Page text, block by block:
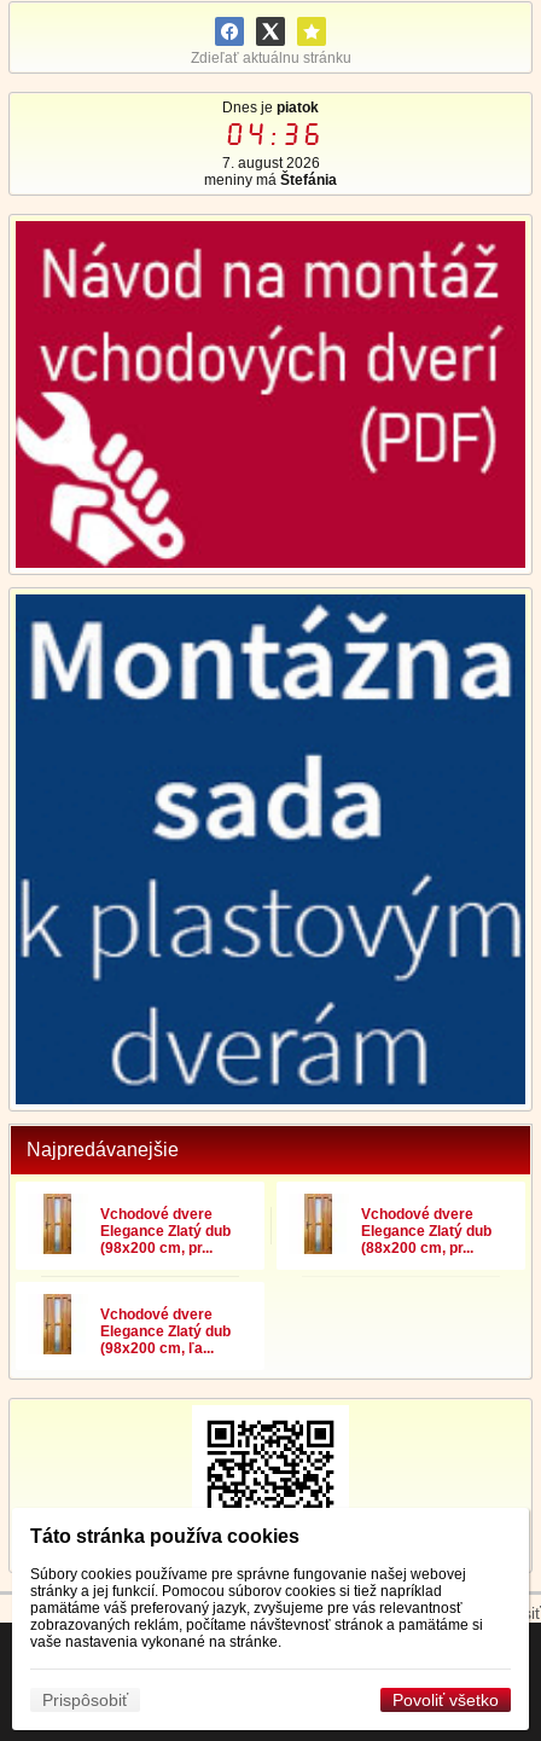
Zdieľať aktuálnu stránku
Dnes je piatok
04:36
7. august 2026
meniny má Štefánia
Najpredávanejšie
Vchodové dvere
Elegance Zlatý dub
(98x200 cm, pr...
Vchodové dvere
Elegance Zlatý dub
(88x200 cm, pr...
Vchodové dvere
Elegance Zlatý dub
(98x200 cm, ľa...
© 2026 WEXBO |www.wexbo.com| Prihlásiť
Táto stránka používa cookies
Súbory cookies používame pre správne fungovanie našej webovej
stránky a jej funkcií. Pomocou súborov cookies si tiež napríklad
pamätáme váš preferovaný jazyk, zvyšujeme pre vás relevantnosť
zobrazovaných reklám, počítame návštevnosť stránok a pamätáme si
vaše nastavenia vykonané na stránke.
Prispôsobiť Povoliť všetko